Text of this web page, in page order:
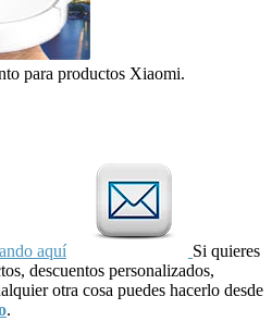
para productos Xiaomi.
aquí
Si quieres
descuentos personalizados,
otra cosa puedes hacerlo desde
.